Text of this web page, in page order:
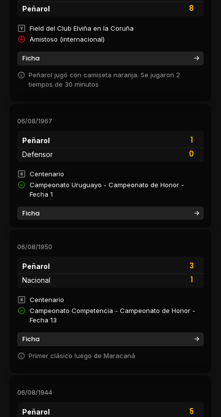
8
Peñarol
Field del Club Elviña en la Coruña
Amistoso (internacional)
Ficha
Peñarol jugó con camiseta naranja. Se jugaron 2
tiempos de 30 minutos
06/08/1967
Peñarol
1
0
Defensor
Centenario
Campeonato Uruguayo - Campeonato de Honor -
Fecha 1
Ficha
06/08/1950
Peñarol
3
1
Nacional
Centenario
Campeonato Competencia - Campeonato de Honor -
Fecha 13
Ficha
Primer clásico luego de Maracaná
06/08/1944
Peñarol
5